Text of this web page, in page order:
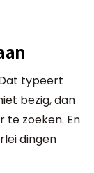
typeert
bezig, dan
te zoeken. En
dingen